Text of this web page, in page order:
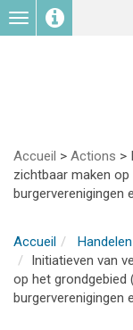
Toggle
navigation
Accueil > Actions >
zichtbaar maken
burgerverenigingen
Accueil
Initiatieven van
op het grondgebied
burgerverenigingen